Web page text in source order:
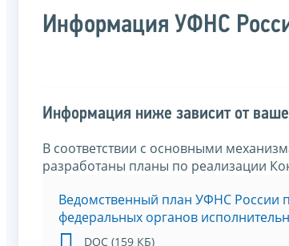
Информация УФНС
Информация ниже зависит от
В соответствии с основными
разработаны планы по реализации
Ведомственный план УФНС России
федеральных органов
DOC (159 КБ)